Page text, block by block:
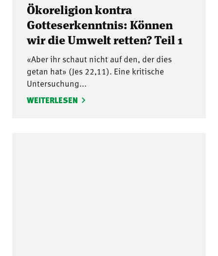
Ökoreligion kontra
Gotteserkenntnis: Können
wir die Umwelt retten? Teil 1
«Aber ihr schaut nicht auf den, der dies
getan hat» (Jes 22,11). Eine kritische
Untersuchung...
WEITERLESEN